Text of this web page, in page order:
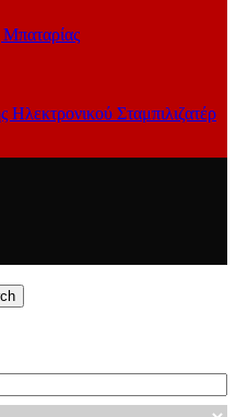
Μπαταρίας
Σταμπιλιζατέρ